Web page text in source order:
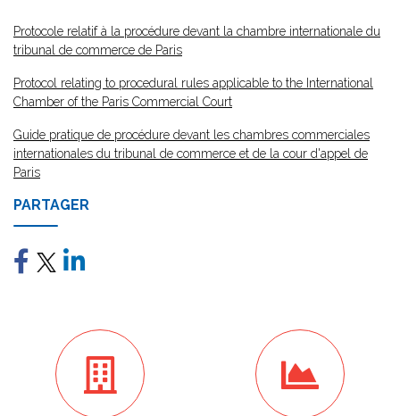
Protocole relatif à la procédure devant la chambre internationale du
tribunal de commerce de Paris
Protocol relating to procedural rules applicable to the International
Chamber of the Paris Commercial Court
Guide pratique de procédure devant les chambres commerciales
internationales du tribunal de commerce et de la cour d'appel de
Paris
PARTAGER